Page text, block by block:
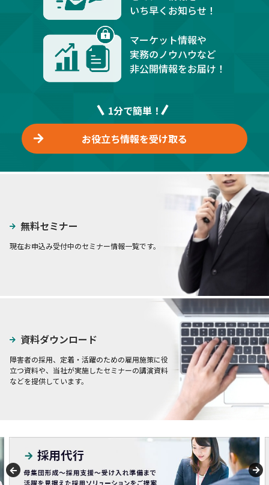
いち早くお知らせ！
マーケット情報や
実務のノウハウなど
非公開情報をお届け！
1分で簡単！
お役立ち情報を受け取る
無料セミナー
現在お申込み受付中のセミナー情報一覧です。
資料ダウンロード
障害者の採用、定着・活躍のための雇用施策に役
立つ資料や、当社が実施したセミナーの講演資料
などを提供しています。